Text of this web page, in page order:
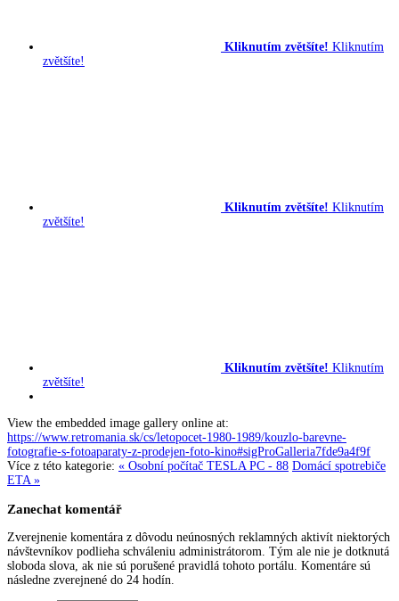
Kliknutím zvětšíte! Kliknutím
zvětšíte!
Kliknutím zvětšíte! Kliknutím
zvětšíte!
Kliknutím zvětšíte! Kliknutím
zvětšíte!
View the embedded image gallery online at:
https://www.retromania.sk/cs/letopocet-1980-1989/kouzlo-barevne-
fotografie-s-fotoaparaty-z-prodejen-foto-kino#sigProGalleria7fde9a4f9f
Více z této kategorie: « Osobní počítač TESLA PC - 88 Domácí spotrebiče
ETA »
Zanechat komentář
Zverejnenie komentára z dôvodu neúnosných reklamných aktivít niektorých
návštevníkov podlieha schváleniu administrátorom. Tým ale nie je dotknutá
sloboda slova, ak nie sú porušené pravidlá tohoto portálu. Komentáre sú
následne zverejnené do 24 hodín.